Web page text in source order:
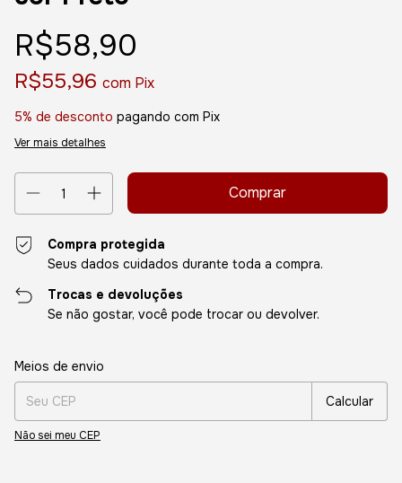
R$58,90
R$55,96 com Pix
5% de desconto pagando com Pix
Ver mais detalhes
Compra protegida
Seus dados cuidados durante toda a compra.
Trocas e devoluções
Se não gostar, você pode trocar ou devolver.
Entregas para o CEP:
Meios de envio
Calcular
Não sei meu CEP